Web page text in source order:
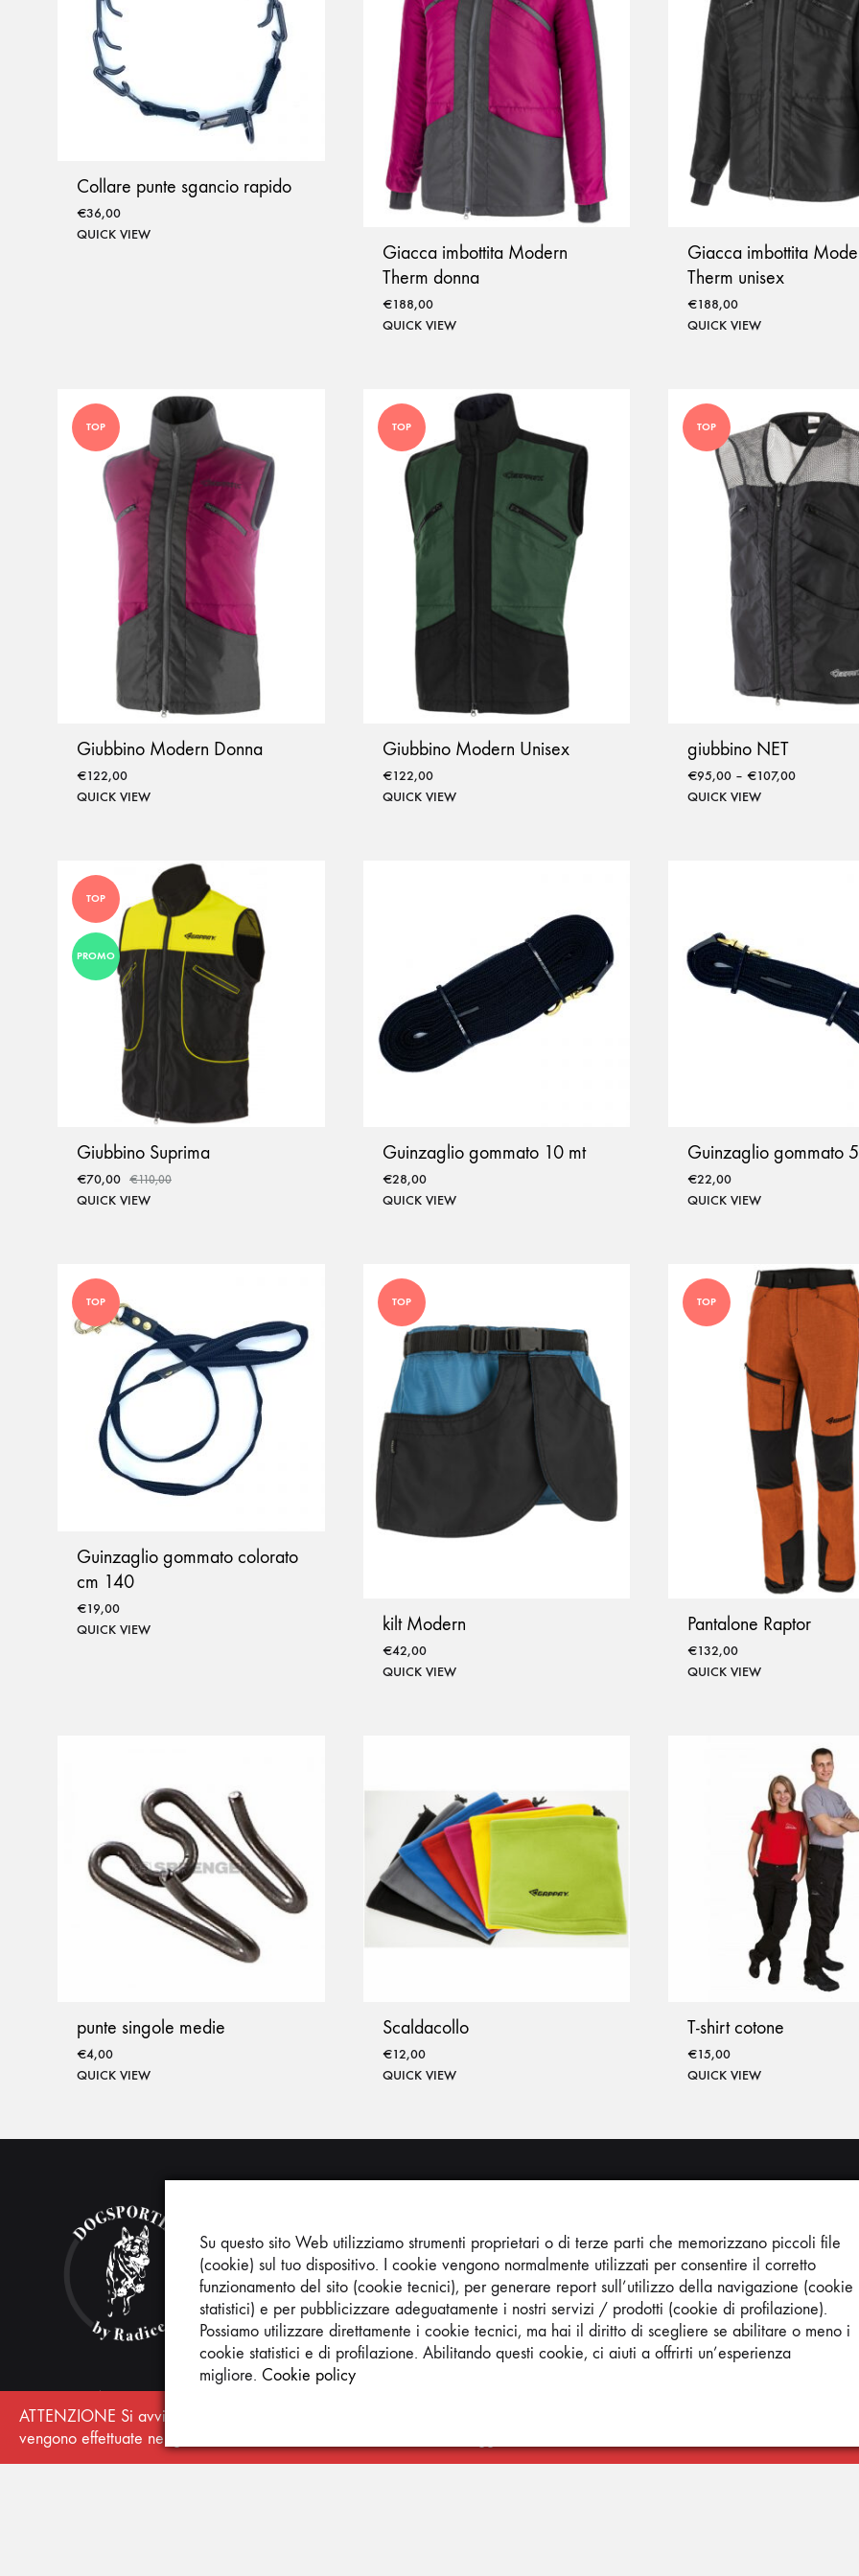
Pettine e cardatore
Trivella e gancio
Collare punte sgancio rapido
€36,00
QUICK VIEW
Giacca imbottita Modern
Therm donna
€188,00
QUICK VIEW
Giacca imbottita
Therm unisex
€188,00
QUICK VIEW
TOP
Giubbino Modern Donna
€122,00
QUICK VIEW
TOP
Giubbino Modern Unisex
€122,00
QUICK VIEW
TOP
giubbino NET
€95,00 –€107,00
QUICK VIEW
TOP
PROMO
Giubbino Suprima
€70,00 €110,00
QUICK VIEW
Guinzaglio gommato 10 mt
€28,00
QUICK VIEW
Guinzaglio gommato
€22,00
QUICK VIEW
TOP
Guinzaglio gommato colorato
cm 140
€19,00
QUICK VIEW
TOP
kilt Modern
€42,00
QUICK VIEW
TOP
Pantalone Raptor
€132,00
QUICK VIEW
punte singole medie
€4,00
QUICK VIEW
Scaldacollo
€12,00
QUICK VIEW
T-shirt cotone
€15,00
QUICK VIEW
Dog Sporting by Radice
Attrezzature sportive cinofilia
P.iva 08041740963
Select a category
Area profilo
Ordini
Wishlist
ATTENZIONE Si avvisa la gentile clientela che dal 08 al 25 agosto 2026, l’ufficio sarà CHIUSO, pertanto gli ordini
vengono effettuate nei giorni di lunedì, mercoledì e venerdì. - Per maggiori informazioni contattare Gianni al 3358393194
Su questo sito Web utilizziamo strumenti proprietari o di terze parti che memorizzano piccoli file
(cookie) sul tuo dispositivo. I cookie vengono normalmente utilizzati per consentire il corretto
funzionamento del sito (cookie tecnici), per generare report sull’utilizzo della navigazione (cookie
statistici) e per pubblicizzare adeguatamente i nostri servizi / prodotti (cookie di profilazione).
Possiamo utilizzare direttamente i cookie tecnici, ma hai il diritto di scegliere se abilitare o meno i
cookie statistici e di profilazione. Abilitando questi cookie, ci aiuti a offrirti un’esperienza
migliore. Cookie policy